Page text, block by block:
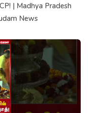
| Madhya Pradesh
News